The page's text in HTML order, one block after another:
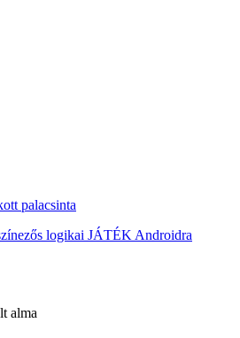
palacsinta
logikai JÁTÉK Androidra
alma